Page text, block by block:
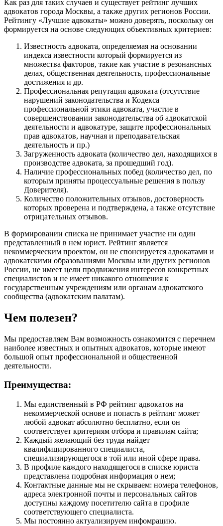
Как раз для таких случаев и существует рейтинг лучших
адвокатов города Москвы, а также других регионов России.
Рейтингу «Лучшие адвокаты» можно доверять, поскольку он
формируется на основе следующих объективных критериев:
Известность адвоката, определяемая на основании
индекса известности который формируется из
множества факторов, такие как участие в резонансных
делах, общественная деятельность, профессиональные
достижения и др.
Профессиональная репутация адвоката (отсутствие
нарушений законодательства и Кодекса
профессиональной этики адвоката, участие в
совершенствовании законодательства об адвокатской
деятельности и адвокатуре, защите профессиональных
прав адвокатов, научная и преподавательская
деятельность и пр.)
Загруженность адвоката (количество дел, находящихся в
производстве адвоката, за прошедший год).
Наличие профессиональных побед (количество дел, по
которым приняты процессуальные решения в пользу
Доверителя).
Количество положительных отзывов, достоверность
которых проверена и подтверждена, а также отсутствие
отрицательных отзывов.
В формировании списка не принимает участие ни один
представленный в нем юрист. Рейтинг является
некоммерческим проектом, он не спонсируется адвокатами и
адвокатскими образованиями Москвы или других регионов
России, не имеет цели продвижения интересов конкретных
специалистов и не имеет никакого отношения к
государственным учреждениям или органам адвокатского
сообщества (адвокатским палатам).
Чем полезен?
Мы предоставляем Вам возможность ознакомится с перечнем
наиболее известных и опытных адвокатов, которые имеют
большой опыт профессиональной и общественной
деятельности.
Преимущества:
Мы единственный в РФ рейтинг адвокатов на
некоммерческой основе и попасть в рейтинг может
любой адвокат абсолютно бесплатно, если он
соответствует критериям отбора и правилам сайта;
Каждый желающий без труда найдет
квалифицированного специалиста,
специализирующегося в той или иной сфере права.
В профиле каждого находящегося в списке юриста
представлена подробная информация о нем;
Контактные данные мы не скрываем: номера телефонов,
адреса электронной почты и персональных сайтов
доступны каждому посетителю сайта в профиле
соответствующего специалиста.
Мы постоянно актуализируем инфомрацию.